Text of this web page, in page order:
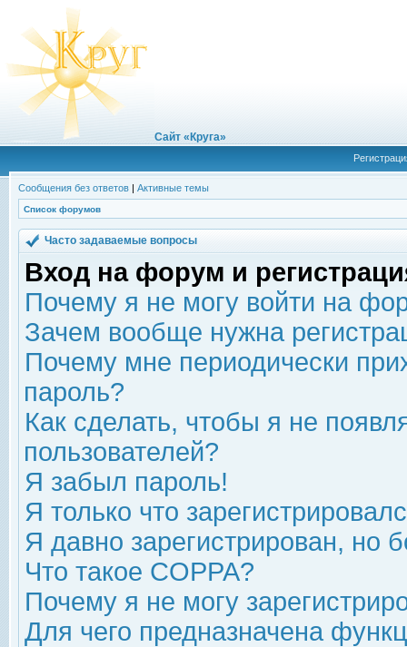
Сайт «Круга»
Сообщения без ответов | Активные темы
Список форумов
Часто задаваемые вопросы
Вход на форум и
Почему я не могу войти на
Зачем вообще нужна
Почему мне периодически
пароль?
Как сделать, чтобы я не
пользователей?
Я забыл пароль!
Я только что
Я давно зарегистрирован, но
Что такое COPPA?
Почему я не могу
Для чего предназначена